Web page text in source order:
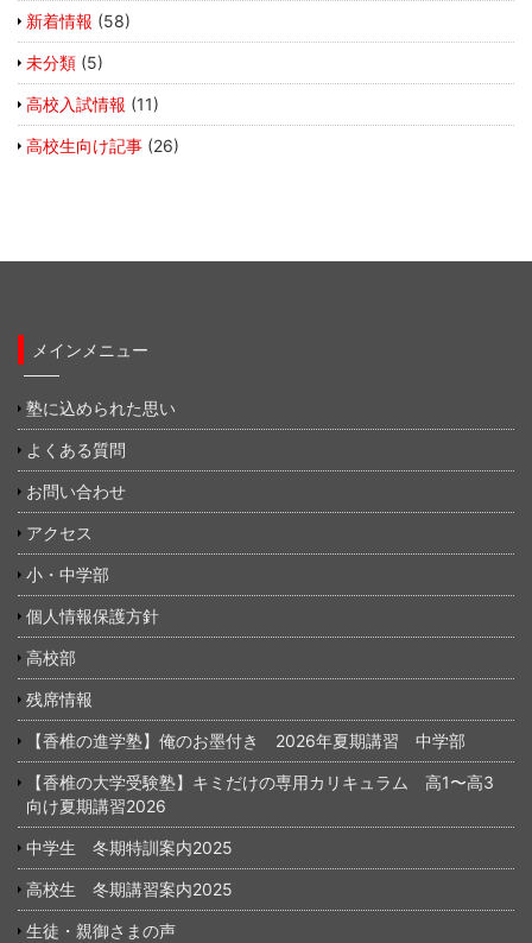
新着情報 (58)
未分類 (5)
高校入試情報 (11)
高校生向け記事 (26)
メインメニュー
塾に込められた思い
よくある質問
お問い合わせ
アクセス
小・中学部
個人情報保護方針
高校部
残席情報
【香椎の進学塾】俺のお墨付き 2026年夏期講習 中学部
【香椎の大学受験塾】キミだけの専用カリキュラム 高1〜高3
向け夏期講習2026
中学生 冬期特訓案内2025
高校生 冬期講習案内2025
生徒・親御さまの声